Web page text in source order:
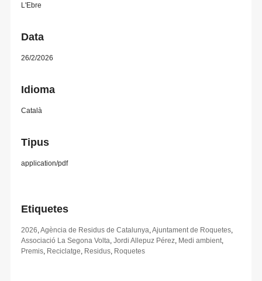
L'Ebre
Data
26/2/2026
Idioma
Català
Tipus
application/pdf
Etiquetes
2026 Agència de Residus de Catalunya Ajuntament de Roquetes
Associació La Segona Volta Jordi Allepuz Pérez Medi ambient
Premis Reciclatge Residus Roquetes